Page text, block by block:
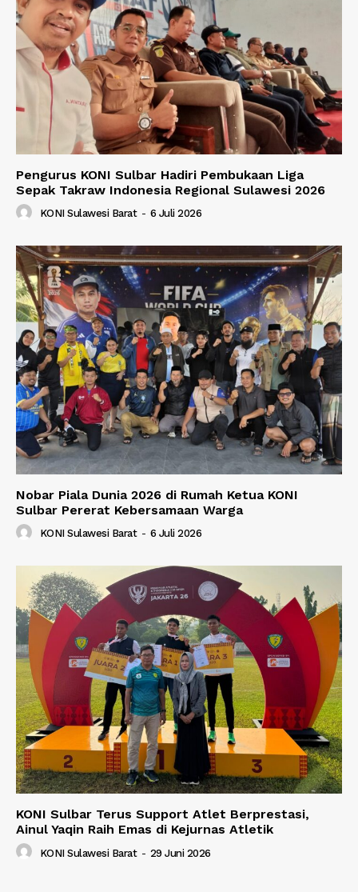
Pengurus KONI Sulbar Hadiri Pembukaan Liga
Sepak Takraw Indonesia Regional Sulawesi 2026
KONI Sulawesi Barat - 6 Juli 2026
Nobar Piala Dunia 2026 di Rumah Ketua KONI
Sulbar Pererat Kebersamaan Warga
KONI Sulawesi Barat - 6 Juli 2026
KONI Sulbar Terus Support Atlet Berprestasi,
Ainul Yaqin Raih Emas di Kejurnas Atletik
KONI Sulawesi Barat - 29 Juni 2026